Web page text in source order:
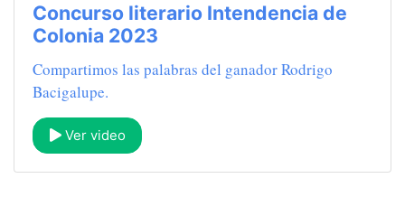
Concurso literario Intendencia de
Colonia 2023
Compartimos las palabras del ganador Rodrigo
Bacigalupe.
Ver video